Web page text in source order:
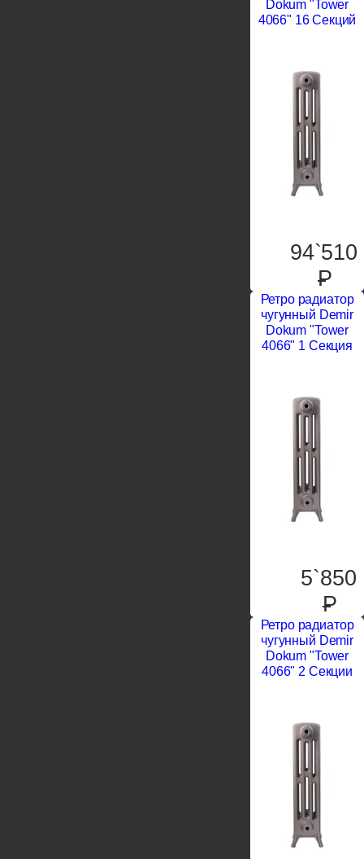
Dokum "Tower
4066" 16 Секций
94`510
P
Ретро радиатор
чугунный Demir
Dokum "Tower
4066" 1 Секция
5`850
P
Ретро радиатор
чугунный Demir
Dokum "Tower
4066" 2 Секции